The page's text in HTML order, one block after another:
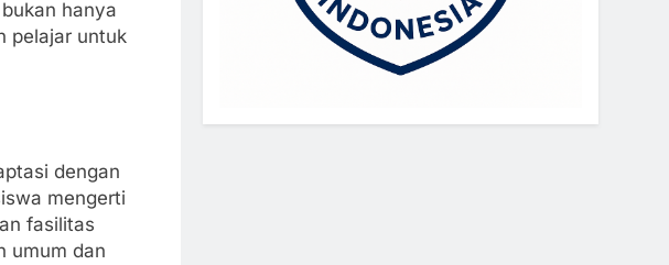
hanya
pelajar untuk
dengan
mengerti
fasilitas
umum dan